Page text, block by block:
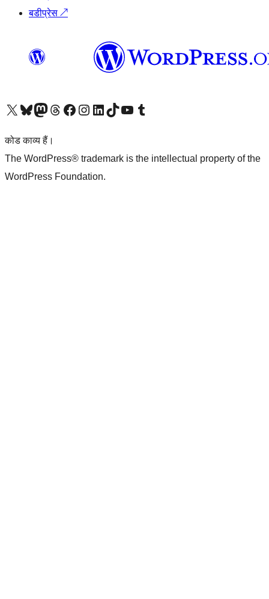
बडीप्रेस ↗
Visit our X (formerly Twitter) account
हमारे बलुस्की खाते पर जाएँVisit our Mastodon account
हमारे थ्रेड्स अकाउंट पर जाएंहमारे फेसबुक पेज पर जाएँहमारे इंस्टाग्राम अकाउंट पर जाएंहमारे लिंक्डइन खाते पर जाएँहमारे टिकटॉक खाते पर जाएँहमारे यूट्यूब चैनल पर जाएंहमारे Tumblr खाते पर जाएँ
कोड काव्य हैं।
The WordPress® trademark is the intellectual property of the
WordPress Foundation.